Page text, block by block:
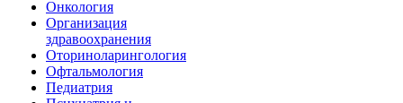
Онкология
Организация
здравоохранения
Оториноларингология
Офтальмология
Педиатрия